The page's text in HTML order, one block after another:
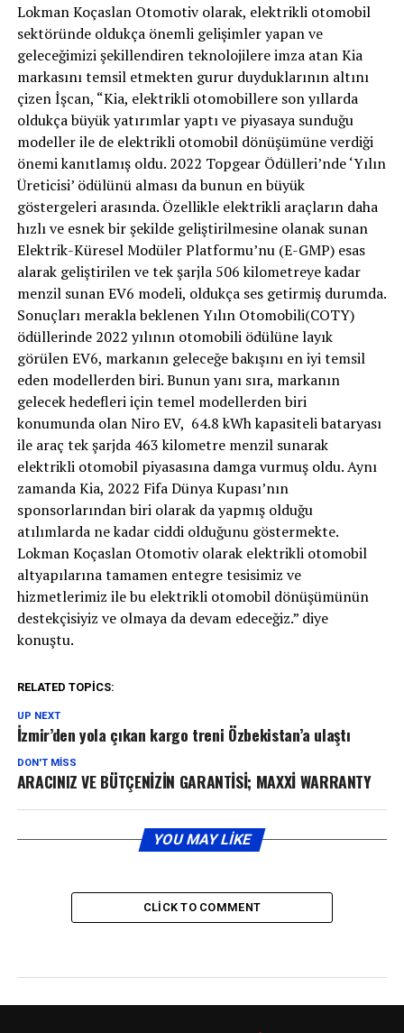
Lokman Koçaslan Otomotiv olarak, elektrikli otomobil
sektöründe oldukça önemli gelişimler yapan ve
geleceğimizi şekillendiren teknolojilere imza atan Kia
markasını temsil etmekten gurur duyduklarının altını
çizen İşcan, “Kia, elektrikli otomobillere son yıllarda
oldukça büyük yatırımlar yaptı ve piyasaya sunduğu
modeller ile de elektrikli otomobil dönüşümüne verdiği
önemi kanıtlamış oldu. 2022 Topgear Ödülleri’nde ‘Yılın
Üreticisi’ ödülünü alması da bunun en büyük
göstergeleri arasında. Özellikle elektrikli araçların daha
hızlı ve esnek bir şekilde geliştirilmesine olanak sunan
Elektrik-Küresel Modüler Platformu’nu (E-GMP) esas
alarak geliştirilen ve tek şarjla 506 kilometreye kadar
menzil sunan EV6 modeli, oldukça ses getirmiş durumda.
Sonuçları merakla beklenen Yılın Otomobili(COTY)
ödüllerinde 2022 yılının otomobili ödülüne layık
görülen EV6, markanın geleceğe bakışını en iyi temsil
eden modellerden biri. Bunun yanı sıra, markanın
gelecek hedefleri için temel modellerden biri
konumunda olan Niro EV, 64.8 kWh kapasiteli bataryası
ile araç tek şarjda 463 kilometre menzil sunarak
elektrikli otomobil piyasasına damga vurmuş oldu. Aynı
zamanda Kia, 2022 Fifa Dünya Kupası’nın
sponsorlarından biri olarak da yapmış olduğu
atılımlarda ne kadar ciddi olduğunu göstermekte.
Lokman Koçaslan Otomotiv olarak elektrikli otomobil
altyapılarına tamamen entegre tesisimiz ve
hizmetlerimiz ile bu elektrikli otomobil dönüşümünün
destekçisiyiz ve olmaya da devam edeceğiz.” diye
konuştu.
RELATED TOPICS:
UP NEXT
İzmir’den yola çıkan kargo treni Özbekistan’a ulaştı
DON'T MISS
ARACINIZ VE BÜTÇENİZİN GARANTİSİ; MAXXİ WARRANTY
YOU MAY LIKE
CLICK TO COMMENT